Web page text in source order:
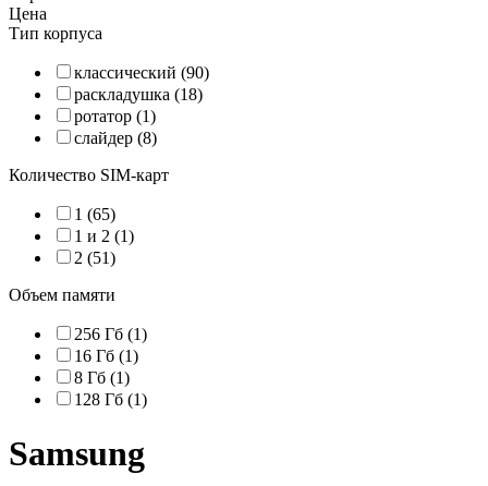
Цена
Тип корпуса
классический (90)
раскладушка (18)
ротатор (1)
слайдер (8)
Количество SIM-карт
1 (65)
1 и 2 (1)
2 (51)
Объем памяти
256 Гб (1)
16 Гб (1)
8 Гб (1)
128 Гб (1)
Samsung